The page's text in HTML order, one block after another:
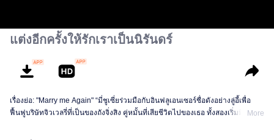
แต่งอีกครั้งให้รักเราเป็นนิรันดร์
เรื่องย่อ: "Marry me Again" “มี่ชูเซี่ยร่วมมือกับอินฟลูเอนเซอร์ชื่อดังอย่างลู่อี้เพื่อ
ฟื้นฟูบริษัทจิวเวลรี่ที่เป็นของถังจิ่งสิง คู่หมั้นที่เสียชีวิตไปของเธอ ทั้งสองเริ่มมีความ
More